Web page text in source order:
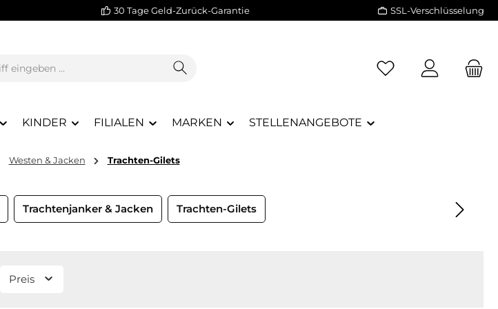
30 Tage Geld-Zurück-Garantie SSL-Verschlüsselung
KINDER FILIALEN MARKEN STELLENANGEBOTE
Westen & Jacken Trachten-Gilets
Trachtenjanker & Jacken Trachten-Gilets
Preis